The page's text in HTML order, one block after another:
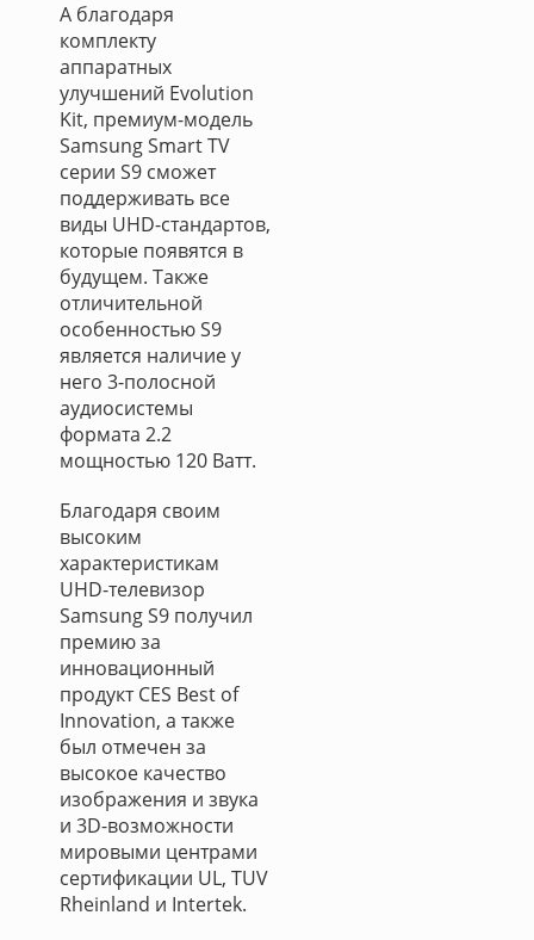
А благодаря
комплекту
аппаратных
улучшений Evolution
Kit, премиум-модель
Samsung Smart TV
серии S9 сможет
поддерживать все
виды UHD-стандартов,
которые появятся в
будущем. Также
отличительной
особенностью S9
является наличие у
него 3-полосной
аудиосистемы
формата 2.2
мощностью 120 Ватт.
Благодаря своим
высоким
характеристикам
UHD-телевизор
Samsung S9 получил
премию за
инновационный
продукт CES Best of
Innovation, а также
был отмечен за
высокое качество
изображения и звука
и 3D-возможности
мировыми центрами
сертификации UL, TUV
Rheinland и Intertek.